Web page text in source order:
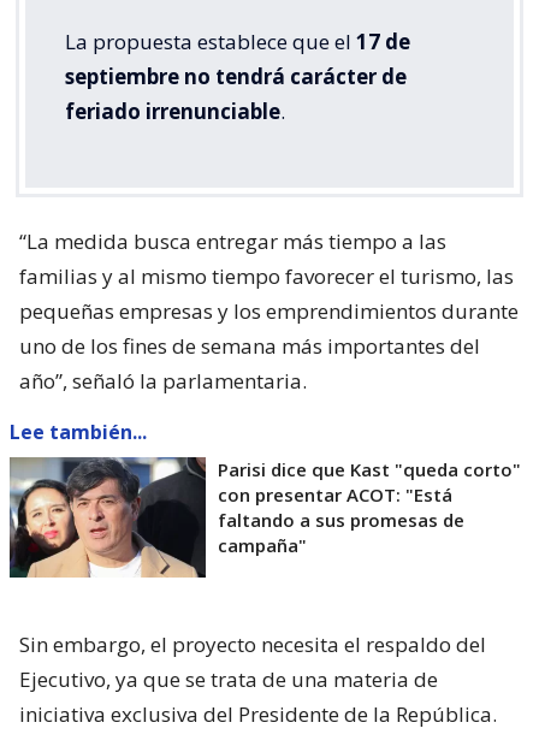
La propuesta establece que el 17 de
septiembre no tendrá carácter de
feriado irrenunciable.
“La medida busca entregar más tiempo a las
familias y al mismo tiempo favorecer el turismo, las
pequeñas empresas y los emprendimientos durante
uno de los fines de semana más importantes del
año”, señaló la parlamentaria.
Lee también...
Parisi dice que Kast "queda corto"
con presentar ACOT: "Está
faltando a sus promesas de
campaña"
Sin embargo, el proyecto necesita el respaldo del
Ejecutivo, ya que se trata de una materia de
iniciativa exclusiva del Presidente de la República.